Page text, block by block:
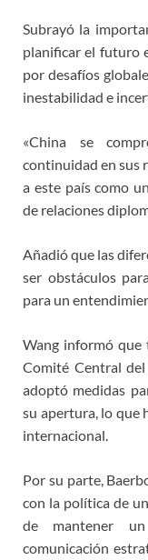
Subrayó la
planificar el futuro
por desafíos
inestabilidad e
«China se
continuidad en sus
a este país como
de relaciones
Añadió que las
ser obstáculos
para un
Wang informó que
Comité Central
adoptó medidas
su apertura, lo que
internacional.
Por su parte,
con la política de
de mantener
comunicación